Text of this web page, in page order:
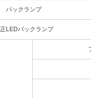
バックランプ
LEDバックランプ
フ